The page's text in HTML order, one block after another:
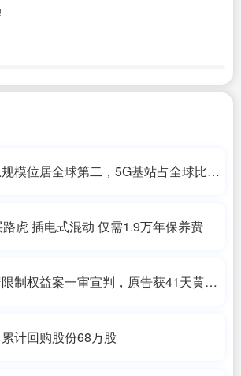
模位居全球第二，5G基站占全球比重
虎 插电式混动 仅需1.9万年保养费
制权益案一审宣判，原告获41天黄金
计回购股份68万股